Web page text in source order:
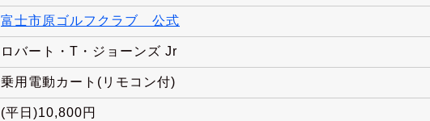
富士市原ゴルフクラブ 公式
ロバート・T・ジョーンズ Jr
乗用電動カート(リモコン付)
(平日)10,800円